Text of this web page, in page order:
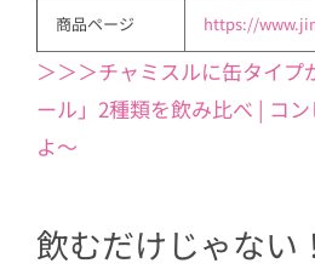
商品ページ https://
＞＞＞チャミスルに缶タイプ
ール」2種類を飲み比べ | コ
よ～
飲むだけじゃない